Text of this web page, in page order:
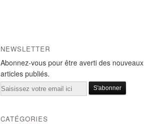
NEWSLETTER
Abonnez-vous pour être averti des nouveaux
articles publiés.
Email
CATÉGORIES